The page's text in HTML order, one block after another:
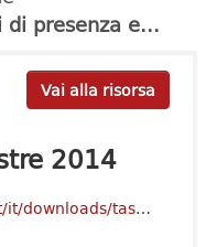
di presenza e...
Vai alla risorsa
2014